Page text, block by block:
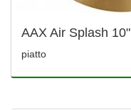
AAX Air Splash 10"
piatto